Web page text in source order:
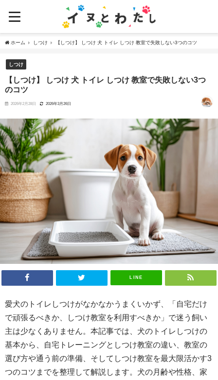
ホーム しつけ 【しつけ】 しつけ 犬 トイレ しつけ 教室で失敗しない3つのコツ
しつけ
【しつけ】 しつけ 犬 トイレ しつけ 教室で失敗しない3つ
のコツ
2026年2月28日 2026年3月26日
LINE
愛犬のトイレしつけがなかなかうまくいかず、「自宅だけ
で頑張るべきか、しつけ教室を利用すべきか」で迷う飼い
主は少なくありません。本記事では、犬のトイレしつけの
基本から、自宅トレーニングとしつけ教室の違い、教室の
選び方や通う前の準備、そしてしつけ教室を最大限活かす3
つのコツまでを整理して解説します。犬の月齢や性格、家